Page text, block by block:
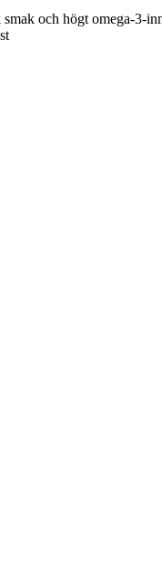
och högt omega-3-